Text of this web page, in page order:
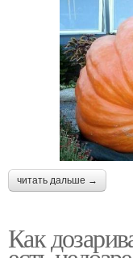
читать дальше →
Как